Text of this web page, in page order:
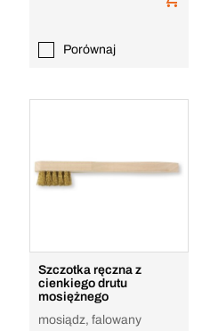
Porównaj
Szczotka ręczna z
cienkiego drutu
mosiężnego
mosiądz, falowany